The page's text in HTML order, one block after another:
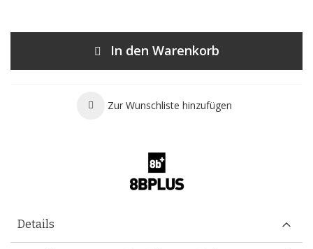
In den Warenkorb
Zur Wunschliste hinzufügen
Details